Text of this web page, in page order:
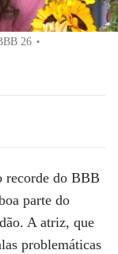
26 •
recorde do BBB
parte do
A atriz, que
problemáticas